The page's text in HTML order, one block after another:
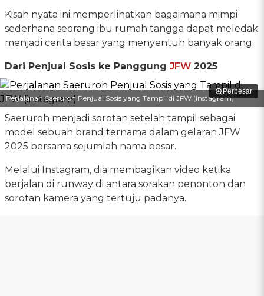
Kisah nyata ini memperlihatkan bagaimana mimpi
sederhana seorang ibu rumah tangga dapat meledak
menjadi cerita besar yang menyentuh banyak orang.
Dari Penjual Sosis ke Panggung JFW 2025
Perbesar
Perjalanan Saeruroh Penjual Sosis yang Tampil di JFW (instagram)
Saeruroh menjadi sorotan setelah tampil sebagai
model sebuah brand ternama dalam gelaran JFW
2025 bersama sejumlah nama besar.
Melalui Instagram, dia membagikan video ketika
berjalan di runway di antara sorakan penonton dan
sorotan kamera yang tertuju padanya.